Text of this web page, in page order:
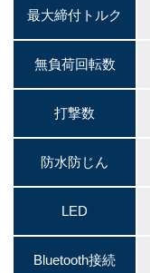
最大締付トルク
無負荷回転数
打撃数
防水防じん
LED
Bluetooth接続